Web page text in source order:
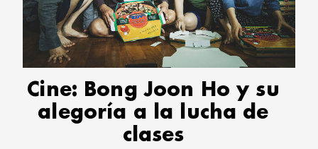
CORREO DE LECTORES
DEBATE
ARCHIVO
DECLARACIONES
OPINIÓN
ALTAMIRA RESPONDE
Política Obrera Revista
CONTACTO
Cine: Bong Joon Ho y su
alegoría a la lucha de
clases